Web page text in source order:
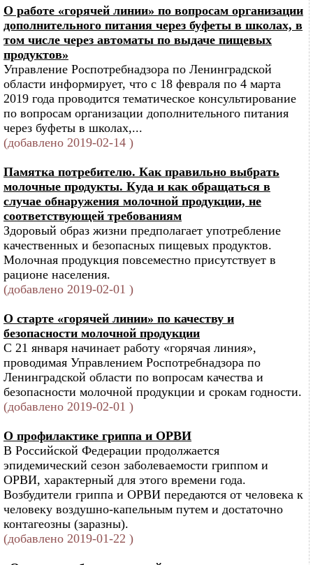
О работе «горячей линии» по вопросам организации
дополнительного питания через буфеты в школах, в
том числе через автоматы по выдаче пищевых
продуктов»
Управление Роспотребнадзора по Ленинградской
области информирует, что с 18 февраля по 4 марта
2019 года проводится тематическое консультирование
по вопросам организации дополнительного питания
через буфеты в школах,...
(добавлено 2019-02-14 )
Памятка потребителю. Как правильно выбрать
молочные продукты. Куда и как обращаться в
случае обнаружения молочной продукции, не
соответствующей требованиям
Здоровый образ жизни предполагает употребление
качественных и безопасных пищевых продуктов.
Молочная продукция повсеместно присутствует в
рационе населения.
(добавлено 2019-02-01 )
О старте «горячей линии» по качеству и
безопасности молочной продукции
С 21 января начинает работу «горячая линия»,
проводимая Управлением Роспотребнадзора по
Ленинградской области по вопросам качества и
безопасности молочной продукции и срокам годности.
(добавлено 2019-02-01 )
О профилактике гриппа и ОРВИ
В Российской Федерации продолжается
эпидемический сезон заболеваемости гриппом и
ОРВИ, характерный для этого времени года.
Возбудители гриппа и ОРВИ передаются от человека к
человеку воздушно-капельным путем и достаточно
контагеозны (заразны).
(добавлено 2019-01-22 )